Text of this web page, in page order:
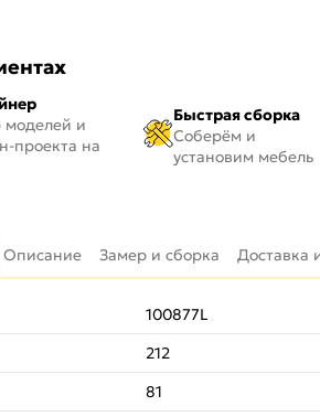
и
проекта на
Быстрая сборка
Соберём и
установим мебель
Описание Замер и сборка Доставка
100877L
212
81